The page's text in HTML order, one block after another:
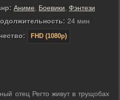
Аниме Боевики Фэнтези
24 мин
FHD (1080p)
отец Регто живут в трущобах